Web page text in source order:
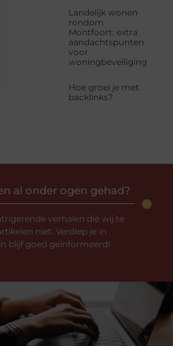
Landelijk wonen
rondom
Montfoort: extra
aandachtspunten
voor
woningbeveiliging
Hoe groei je met
backlinks?
al onder ogen gehad?
verhalen die wij te
niet. Verdiep je in
blijf goed geïnformeerd!